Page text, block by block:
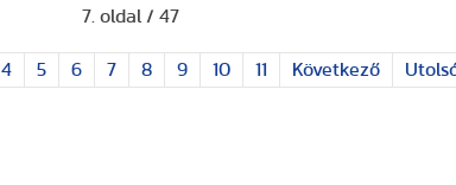
7. oldal / 47
4 5 6 7 8 9 10 11 Következő